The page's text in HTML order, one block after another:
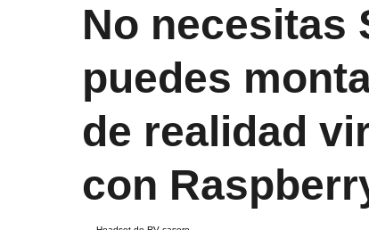
No necesitas
puedes
de realidad
con